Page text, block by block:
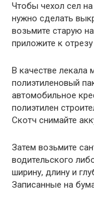
Чтобы чехол сел
нужно сделать
возьмите старую
приложите к
В качестве лекала
полиэтиленовый
автомобильное
полиэтилен
Скотч снимайте
Затем возьмите
водительского
ширину, длину и
Записанные на